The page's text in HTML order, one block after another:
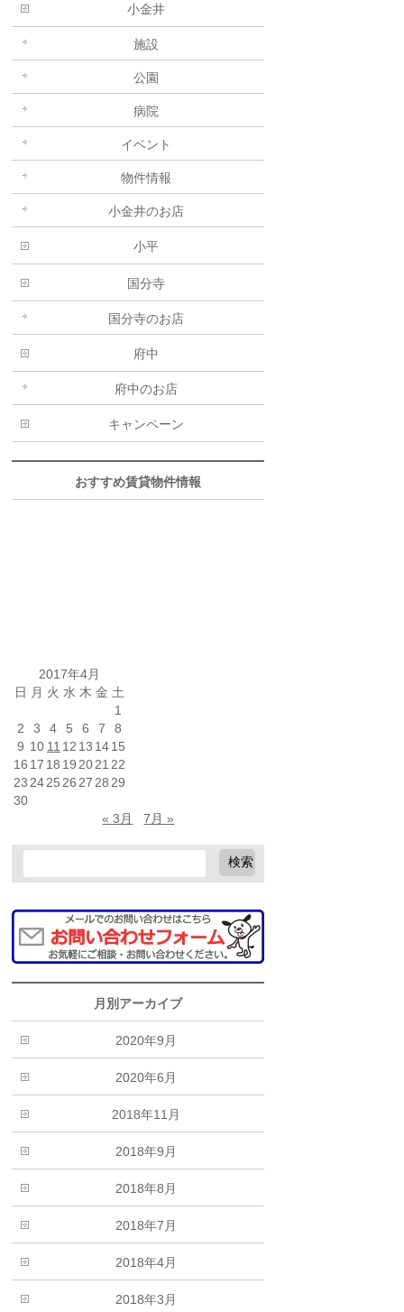
小金井
施設
公園
病院
イベント
物件情報
小金井のお店
小平
国分寺
国分寺のお店
府中
府中のお店
キャンペーン
おすすめ賃貸物件情報
2017年4月
日 月 火 水 木 金 土
1
2
3 4 5 6 7
8
9 10 11 12 13 1415
16 17 18 19 2021 22
23 2425 26 27 28 29
30
« 3月
7月 »
月別アーカイブ
2020年9月
2020年6月
2018年11月
2018年9月
2018年8月
2018年7月
2018年4月
2018年3月